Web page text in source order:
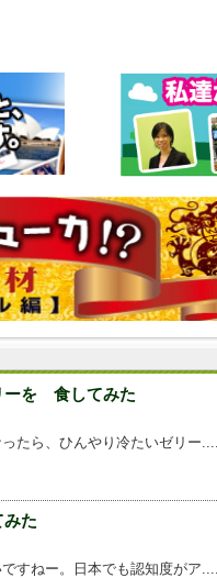
ーを 食してみた
たら、ひんやり冷たいゼリー.....
た
すねー。日本でも認知度がア.....